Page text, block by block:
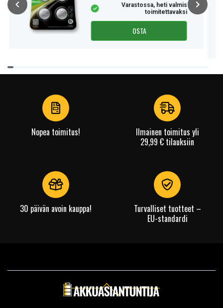
Varastossa, heti valmis
toimitettavaksi
OSTA
Item
1
Nopea toimitus!
Ilmainen toimitus yli
29,99 € tilauksiin
30 päivän avoin kauppa!
Turvalliset tuotteet –
EU-standardi